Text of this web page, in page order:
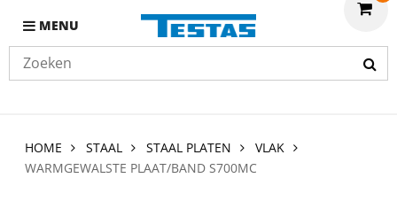
MENU
HOME STAAL STAAL PLATEN
VLAK
WARMGEWALSTE PLAAT/BAND S700MC